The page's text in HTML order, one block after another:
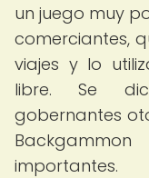
un juego muy
comerciantes,
viajes y lo
libre. Se
gobernantes
importantes.